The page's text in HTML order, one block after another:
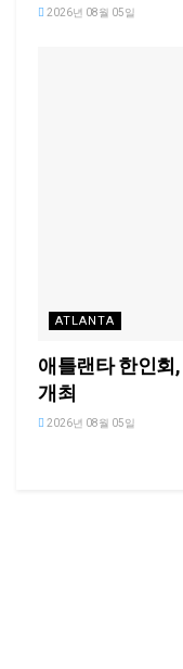
2026년 08월 05일
ATLANTA
애틀랜타 한인회
개최
2026년 08월 05일